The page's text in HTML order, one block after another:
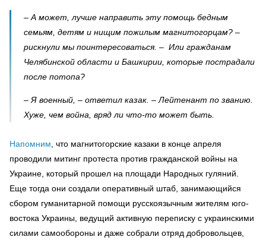
– А может, лучше направить эту помощь бедным
семьям, детям и нищим пожилым магнитогорцам? –
рискнули мы поинтересоваться. – Или гражданам
Челябинской области и Башкирии, которые пострадали
после потопа?
– Я военный, – ответил казак. – Лейтенант по званию.
Хуже, чем война, вряд ли что-то может быть.
Напомним , что магнитогорские казаки в конце апреля
проводили митинг протеста против гражданской войны на
Украине, который прошел на площади Народных гуляний.
Еще тогда они создали оперативный штаб, занимающийся
сбором гуманитарной помощи русскоязычным жителям юго-
востока Украины, ведущий активную переписку с украинскими
силами самообороны и даже собрали отряд добровольцев,